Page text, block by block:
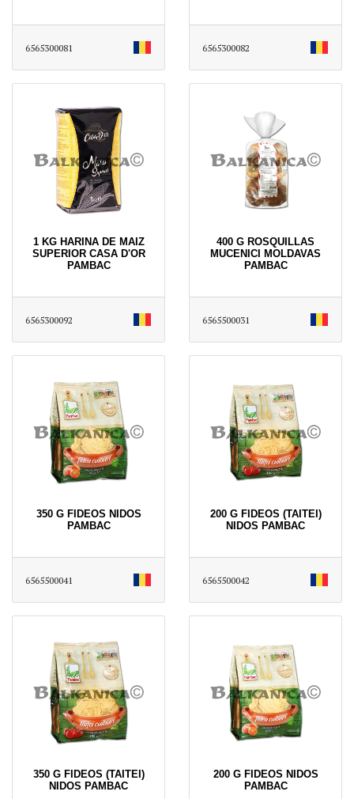
6565300081 6565300082
1 KG HARINA DE MAIZ
SUPERIOR CASA D'OR
PAMBAC
6565300092
400 G ROSQUILLAS
MUCENICI MOLDAVAS
PAMBAC
6565500031
350 G FIDEOS NIDOS
PAMBAC
6565500041
200 G FIDEOS (TAITEI)
NIDOS PAMBAC
6565500042
350 G FIDEOS (TAITEI)
NIDOS PAMBAC
200 G FIDEOS NIDOS
PAMBAC